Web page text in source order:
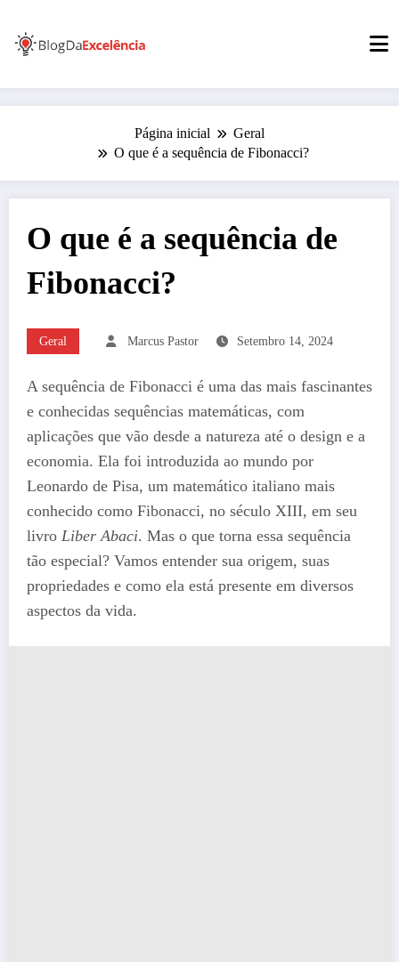
para
conteúdo
Página inicial
Geral
O que é a sequência de Fibonacci?
O que é a sequência de
Fibonacci?
Geral Marcus Pastor Setembro 14, 2024
A sequência de Fibonacci é uma das mais fascinantes
e conhecidas sequências matemáticas, com
aplicações que vão desde a natureza até o design e a
economia. Ela foi introduzida ao mundo por
Leonardo de Pisa, um matemático italiano mais
conhecido como Fibonacci, no século XIII, em seu
livro Liber Abaci. Mas o que torna essa sequência
tão especial? Vamos entender sua origem, suas
propriedades e como ela está presente em diversos
aspectos da vida.